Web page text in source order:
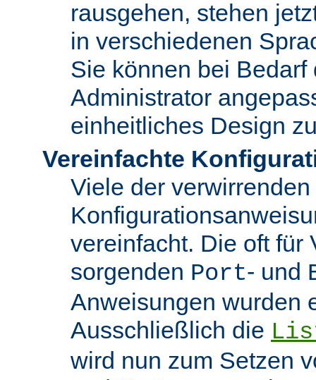
rausgehen, stehen
in verschiedenen
Sie können bei Bedarf
Administrator
einheitliches Design
Vereinfachte
Viele der verwirrenden
vereinfacht. Die oft für
sorgenden Port- und
Anweisungen wurden
Ausschließlich die
wird nun zum Setzen